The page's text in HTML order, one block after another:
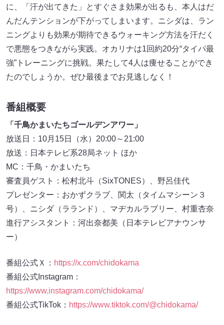
に、「汗が出てきた」とすぐさま効果が出るも、本人はだ
んだんテンションが下がってしまいます。ニシダは、ラン
ニングよりも効果が期待できるウォーキング方法を汗だく
で悪態をつきながら実践。オカリナは1回約20分“タイパ最
強”トレーニングに挑戦。果たして4人は痩せることができ
たのでしょうか。ぜひ最後までお見逃しなく！
番組概要
「千鳥かまいたちゴールデンアワー」
放送日：10月15日（水）20:00～21:00
放送：日本テレビ系28局ネット ほか
MC：千鳥・かまいたち
審査員ゲスト：松村北斗（SixTONES）、野呂佳代
プレゼンター：おかずクラブ、関太（タイムマシーン３
号）、ニシダ（ラランド）、マヂカルラブリー、村重杏奈
進行アシスタント：河出奈都美（日本テレビアナウンサ
ー）
番組公式Ｘ： https://x.com/chidokama
番組公式Instagram：
https://www.instagram.com/chidokama/
番組公式TikTok： https://www.tiktok.com/@chidokama/